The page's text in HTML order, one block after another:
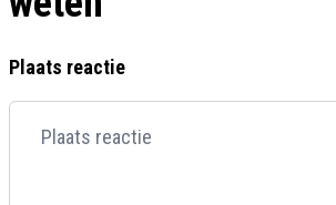
Plaats reactie